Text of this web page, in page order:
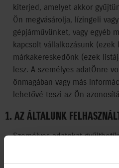
kiterjed, amelyet akkor
Ön megvásárolja, lízingeli
gépjárművünket, vagy egyéb
kapcsolt vállalkozásunk (ezek
márkakereskedőnk (ezek
lesz. A személyes adat Önre
önmagában vagy más
lehetővé teszi az Ön
1. AZ ÁLTALUNK
Személyes adatokat
ha gépjárművet vásárol vagy